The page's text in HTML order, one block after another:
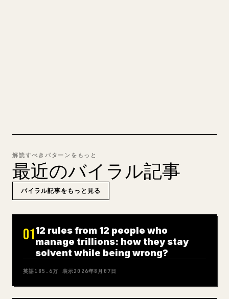
解読すべきパターンをもっと
最近のバイラル記事
バイラル記事をもっと見る
0112 rules from 12 people who
manage trillions: how they stay
solvent while being wrong?
英語185.6万 表示2026年8月07日